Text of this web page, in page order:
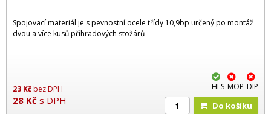
Spojovací materiál je s pevnostní ocele třídy 10,9bp určený po montáž
dvou a více kusů příhradových stožárů
23 Kčbez DPH
28 Kč s DPH
HLS MOP DIP
Do košíku